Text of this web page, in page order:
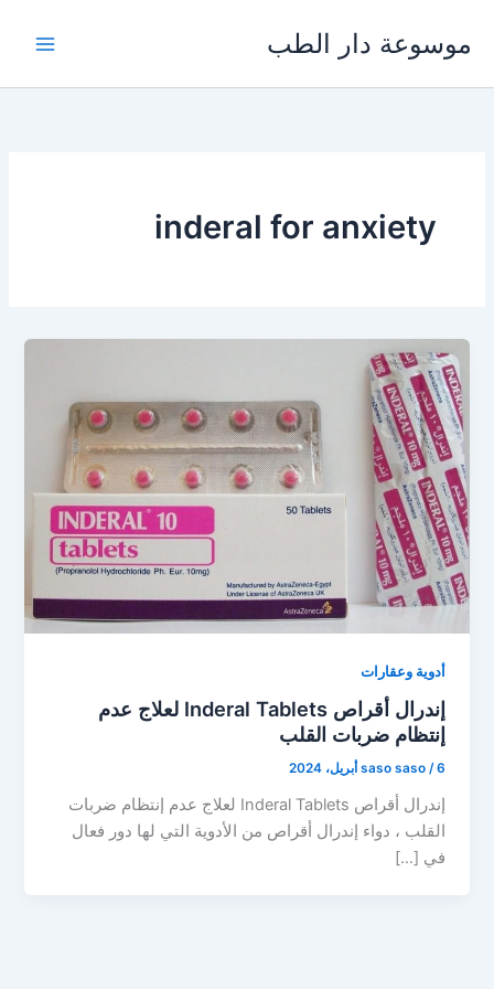
المحتوى
موسوعة دار الطب
inderal for anxiety
أدوية وعقارات
إندرال أقراص Inderal Tablets لعلاج عدم
إنتظام ضربات القلب
saso saso /6 أبريل، 2024
إندرال أقراص Inderal Tablets لعلاج عدم إنتظام ضربات
القلب ، دواء إندرال أقراص من الأدوية التي لها دور فعال
في […]